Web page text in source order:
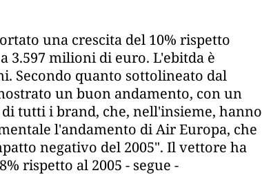
una crescita del 10% rispetto
3.597 milioni di euro. L'ebitda è
Secondo quanto sottolineato dal
un buon andamento, con un
tutti i brand, che, nell'insieme, hanno
l'andamento di Air Europa, che
negativo del 2005". Il vettore ha
rispetto al 2005 - segue -